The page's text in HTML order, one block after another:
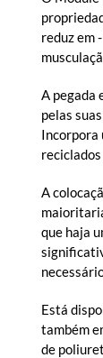
reduz em
A pegada
pelas
Incorpora
A
que haja
Está
também
de